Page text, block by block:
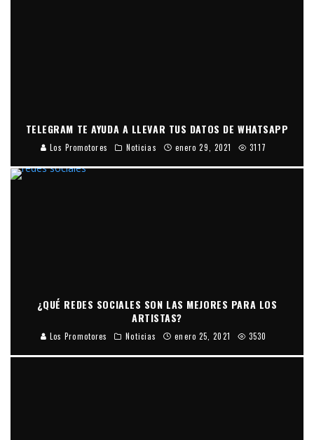
TELEGRAM TE AYUDA A LLEVAR TUS DATOS DE WHATSAPP
Los Promotores Noticias enero 29, 2021 3117
¿QUÉ REDES SOCIALES SON LAS MEJORES PARA LOS
ARTISTAS?
Los Promotores Noticias enero 25, 2021 3530